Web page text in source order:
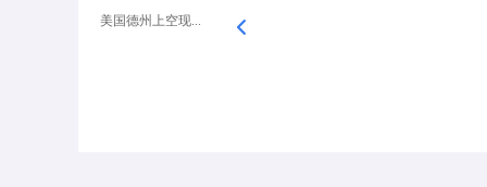
美国德州上空现...